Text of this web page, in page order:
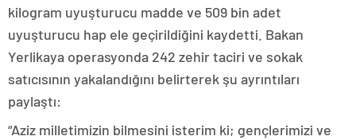
kilogram uyuşturucu madde ve 509 bin adet
uyuşturucu hap ele geçirildiğini kaydetti. Bakan
Yerlikaya operasyonda 242 zehir taciri ve sokak
satıcısının yakalandığını belirterek şu ayrıntıları
paylaştı:
“Aziz milletimizin bilmesini isterim ki; gençlerimizi ve